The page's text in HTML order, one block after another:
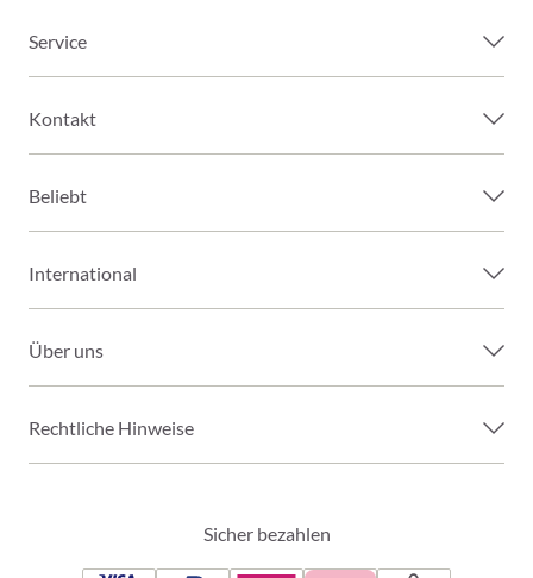
Service
Kontakt
Beliebt
International
Über uns
Rechtliche Hinweise
Sicher bezahlen